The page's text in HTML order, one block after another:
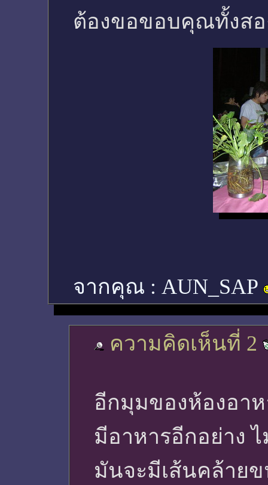
ต้องขอขอบคุณทั้งส
จากคุณ : AUN_SAP
ความคิดเห็นที่ 2
อีกมุมของห้องอา
มีอาหารอีกอย่าง ไ
มันจะมีเส้นคล้าย